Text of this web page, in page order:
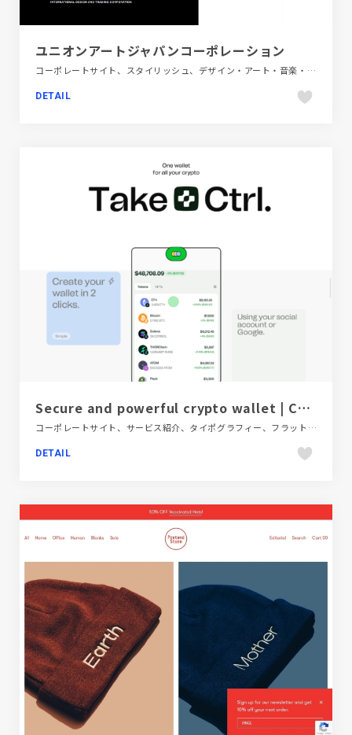
ユニオンアートジャパンコーポレーション
コーポレートサイト、スタイリッシュ、デザイン・アート・音楽・文芸、フラットデザイン、ブラック系 、ホワイト系
DETAIL
Secure and powerful crypto wallet | CTRL Wallet
コーポレートサイト、サービス紹介、タイポグラフィー、フラットデザイン、ブランド・サービスサイト、ホワイト系、モーション多め、金融・法律・人材・専門職
DETAIL